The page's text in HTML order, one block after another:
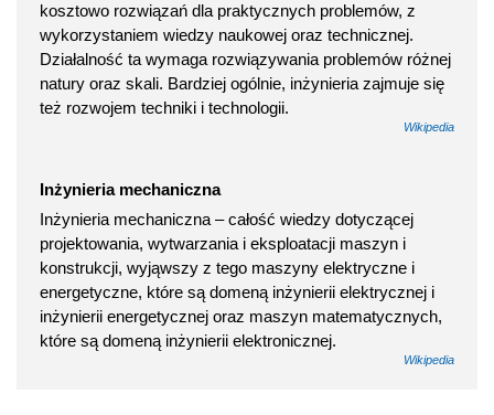
kosztowo rozwiązań dla praktycznych problemów, z
wykorzystaniem wiedzy naukowej oraz technicznej.
Działalność ta wymaga rozwiązywania problemów różnej
natury oraz skali. Bardziej ogólnie, inżynieria zajmuje się
też rozwojem techniki i technologii.
Wikipedia
Inżynieria mechaniczna
Inżynieria mechaniczna – całość wiedzy dotyczącej
projektowania, wytwarzania i eksploatacji maszyn i
konstrukcji, wyjąwszy z tego maszyny elektryczne i
energetyczne, które są domeną inżynierii elektrycznej i
inżynierii energetycznej oraz maszyn matematycznych,
które są domeną inżynierii elektronicznej.
Wikipedia